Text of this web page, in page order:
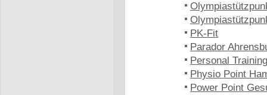
PK-Fit
Parador
Personal
Physio Point
Power Point